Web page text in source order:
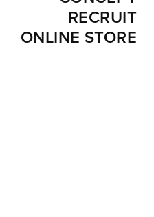
RECRUIT
ONLINE STORE